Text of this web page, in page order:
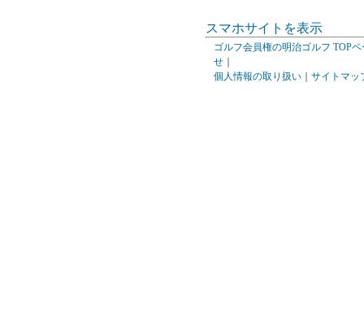
スマホサイトを表示
ゴルフ会員権の明治ゴルフ TOPペ
せ
個人情報の取り扱い
サイトマッ